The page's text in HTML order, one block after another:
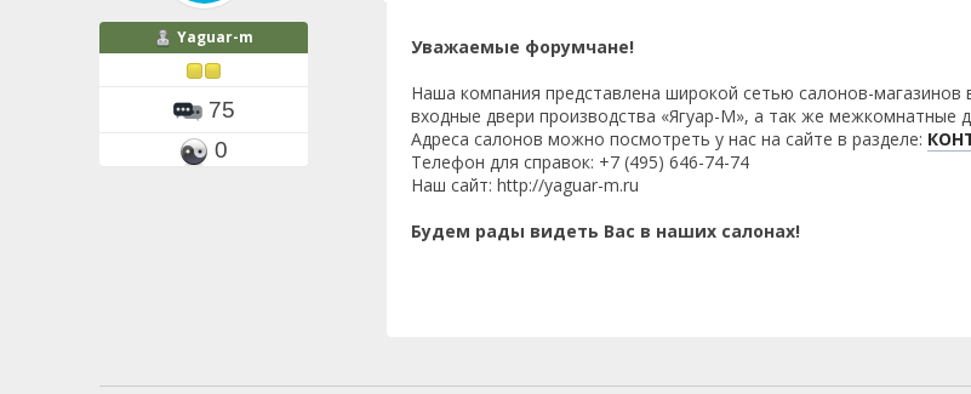
Yaguar-m
75
0
Уважаемые форумчане!
Наша компания представлена широкой сетью салонов-
входные двери производства «Ягуар-М», а так же межкомнатные
Адреса салонов можно посмотреть у нас на сайте в разделе:
Телефон для справок: +7 (495) 646-74-74
Наш сайт: http://yaguar-m.ru
Будем рады видеть Вас в наших салонах!